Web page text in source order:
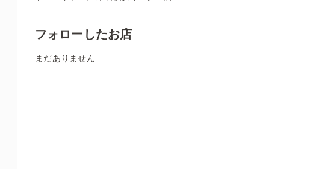
フォローしたお店
まだありません